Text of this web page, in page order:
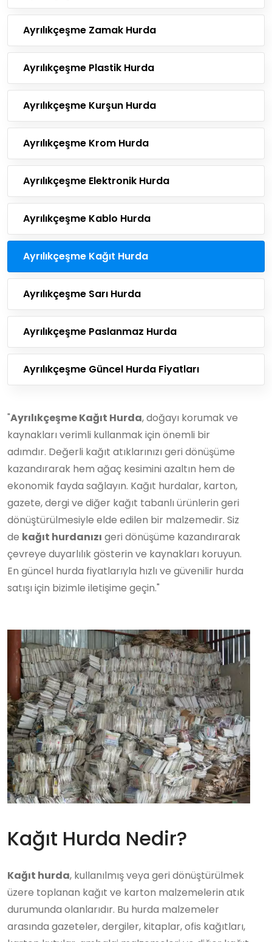
Ayrılıkçeşme Zamak Hurda
Ayrılıkçeşme Plastik Hurda
Ayrılıkçeşme Kurşun Hurda
Ayrılıkçeşme Krom Hurda
Ayrılıkçeşme Elektronik Hurda
Ayrılıkçeşme Kablo Hurda
Ayrılıkçeşme Kağıt Hurda
Ayrılıkçeşme Sarı Hurda
Ayrılıkçeşme Paslanmaz Hurda
Ayrılıkçeşme Güncel Hurda Fiyatları
"Ayrılıkçeşme Kağıt Hurda, doğayı korumak ve
kaynakları verimli kullanmak için önemli bir
adımdır. Değerli kağıt atıklarınızı geri dönüşüme
kazandırarak hem ağaç kesimini azaltın hem de
ekonomik fayda sağlayın. Kağıt hurdalar, karton,
gazete, dergi ve diğer kağıt tabanlı ürünlerin geri
dönüştürülmesiyle elde edilen bir malzemedir. Siz
de kağıt hurdanızı geri dönüşüme kazandırarak
çevreye duyarlılık gösterin ve kaynakları koruyun.
En güncel hurda fiyatlarıyla hızlı ve güvenilir hurda
satışı için bizimle iletişime geçin."
Kağıt Hurda Nedir?
Kağıt hurda, kullanılmış veya geri dönüştürülmek
üzere toplanan kağıt ve karton malzemelerin atık
durumunda olanlarıdır. Bu hurda malzemeler
arasında gazeteler, dergiler, kitaplar, ofis kağıtları,